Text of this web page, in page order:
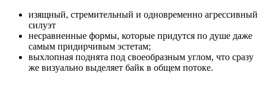
изящный, стремительный и одновременно агрессивный
силуэт
несравненные формы, которые придутся по душе даже
самым придирчивым эстетам;
выхлопная поднята под своеобразным углом, что сразу
же визуально выделяет байк в общем потоке.